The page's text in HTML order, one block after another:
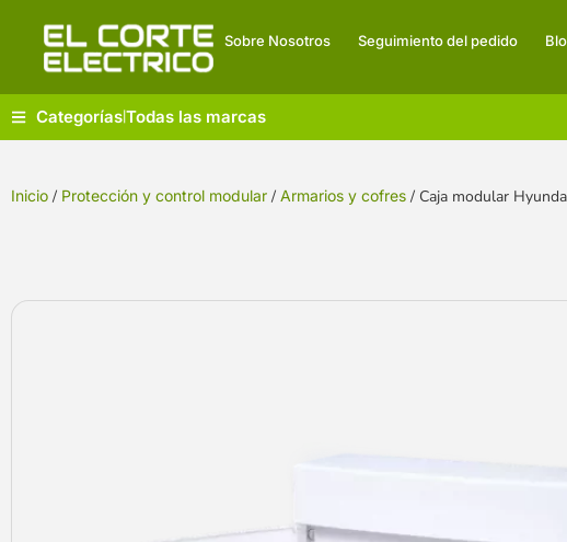
Sobre Nosotros Seguimiento del pedido
Categorías| Todas las marcas
Inicio / Protección y control modular / Armarios y cofres / Caja modular